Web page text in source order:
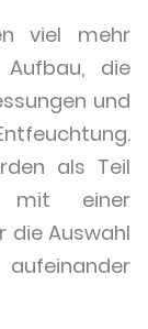
viel mehr
die
und
als Teil
mit einer
die Auswahl